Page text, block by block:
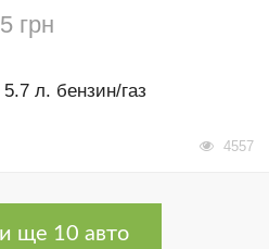
грн
5.7 л. бензин/газ
4557
ще 10 авто